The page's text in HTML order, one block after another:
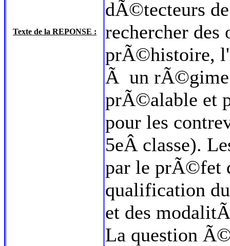
Texte de la REPONSE :
dÃ©tecteurs
rechercher
prÃ©histoire,
Ã un rÃ©gime
prÃ©alable et
pour les
5eÂ classe).
par le prÃ©fet
qualification
et des
La question